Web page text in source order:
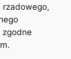
rzadowego,